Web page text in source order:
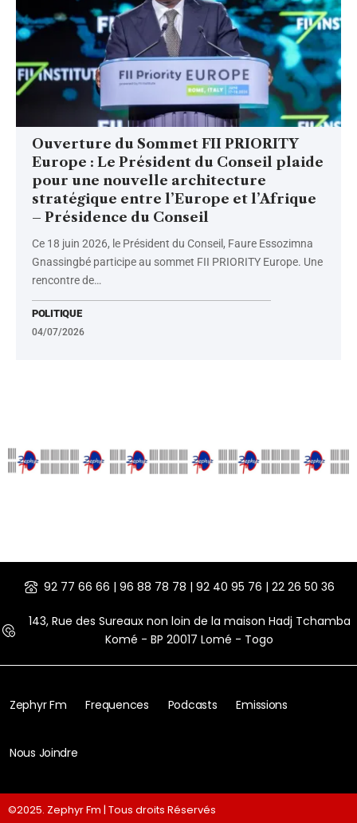
Ouverture du Sommet FII PRIORITY
Europe : Le Président du Conseil plaide
pour une nouvelle architecture
stratégique entre l’Europe et l’Afrique
– Présidence du Conseil
Ce 18 juin 2026, le Président du Conseil, Faure Essozimna
Gnassingbé participe au sommet FII PRIORITY Europe. Une
rencontre de…
POLITIQUE
04/07/2026
92 77 66 66 | 96 88 78 78 | 92 40 95 76 | 22 26 50 36
143, Rue des Sureaux non loin de la maison Hadj Tchamba
Komé - BP 20017 Lomé - Togo
Zephyr Fm Frequences Podcasts Emissions
Nous Joindre
©2025. Zephyr Fm | Tous droits Réservés